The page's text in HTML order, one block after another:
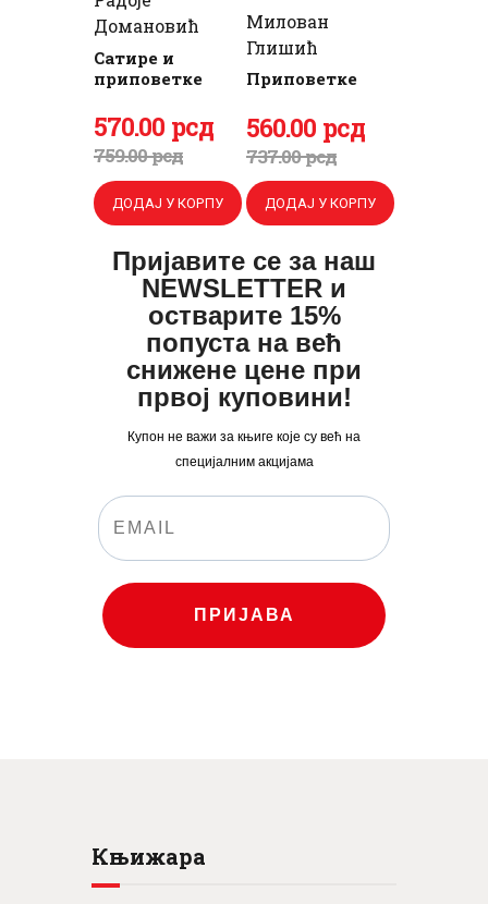
Домановић
Сатире и
приповетке
759.00рсд
Оригинална
цена
је
била:
759.
570.00 рсд
Тренутна
цена
је:
570.
ДОДАЈ У КОРПУ
Милован
Глишић
Приповетке
737.00рсд
Оригинална
цена
је
била:
737 .
0
0
рсд.
560.00 рсд
Тренутна
цена
је:
560.
0
0
рсд.
ДОДАЈ У КОРПУ
Пријавите се за наш
NEWSLETTER и
остварите 15%
попуста на већ
снижене цене при
првој куповини!
Купон не важи за књиге које су већ на
специјалним акцијама
ПРИЈАВА
Књижара